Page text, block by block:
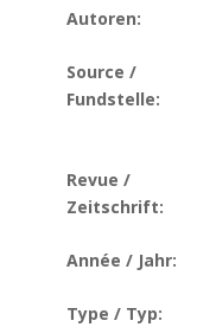
Autoren:
Source /
Fundstelle:
Revue /
Zeitschrift:
Année / Jahr:
Type / Typ: